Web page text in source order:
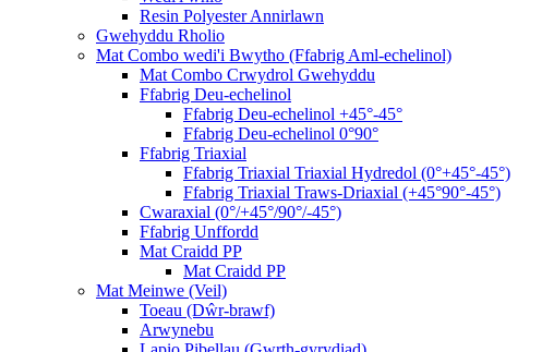
Resin Polyester Annirlawn
Gwehyddu Rholio
Mat Combo wedi'i Bwytho (Ffabrig Aml-echelinol)
Mat Combo Crwydrol Gwehyddu
Ffabrig Deu-echelinol
Ffabrig Deu-echelinol +45°-45°
Ffabrig Deu-echelinol 0°90°
Ffabrig Triaxial
Ffabrig Triaxial Triaxial Hydredol (0°+45°-45°)
Ffabrig Triaxial Traws-Driaxial (+45°90°-45°)
Cwaraxial (0°/+45°/90°/-45°)
Ffabrig Unffordd
Mat Craidd PP
Mat Craidd PP
Mat Meinwe (Veil)
Toeau (Dŵr-brawf)
Arwynebu